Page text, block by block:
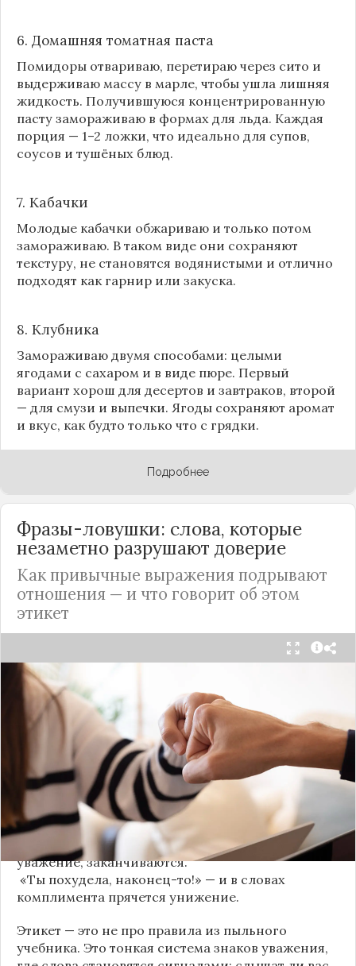
6. Домашняя томатная паста
Помидоры отвариваю, перетираю через сито и
выдерживаю массу в марле, чтобы ушла лишняя
жидкость. Получившуюся концентрированную
пасту замораживаю в формах для льда. Каждая
порция — 1–2 ложки, что идеально для супов,
соусов и тушёных блюд.
7. Кабачки
Молодые кабачки обжариваю и только потом
замораживаю. В таком виде они сохраняют
текстуру, не становятся водянистыми и отлично
подходят как гарнир или закуска.
8. Клубника
Замораживаю двумя способами: целыми
ягодами с сахаром и в виде пюре. Первый
вариант хорош для десертов и завтраков, второй
— для смузи и выпечки. Ягоды сохраняют аромат
и вкус, как будто только что с грядки.
Подробнее
Фразы-ловушки: слова, которые
незаметно разрушают доверие
Как привычные выражения подрывают
отношения — и что говорит об этом
этикет
Мы часто думаем, что доверие рушится из-за
серьёзных предательств. Но на самом деле оно
трещит по швам гораздо раньше — в момент,
когда в разговоре звучит невинная на первый
взгляд фраза. Подробнее об этом рассказывает
«Этикет и психология общения» на Дзене.
«Да я никому не расскажу, правда». И через пару
дней вашу историю пересказывает другой
человек.
«Хватит ныть» — и разговор, а вместе с ним
уважение, заканчиваются.
«Ты похудела, наконец-то!» — и в словах
комплимента прячется унижение.
Этикет — это не про правила из пыльного
учебника. Это тонкая система знаков уважения,